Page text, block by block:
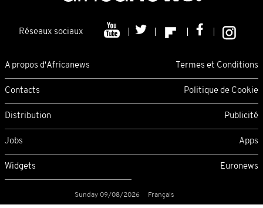
Réseaux sociaux
A propos d'Africanews Termes et Conditions
Contacts Politique de Cookie
Distribution Publicité
Jobs Apps
Widgets Euronews
Sunday 09/08/2026